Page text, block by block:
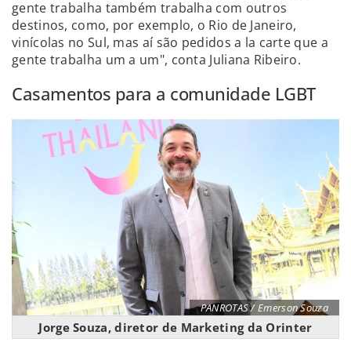
gente trabalha também trabalha com outros
destinos, como, por exemplo, o Rio de Janeiro,
vinícolas no Sul, mas aí são pedidos a la carte que a
gente trabalha um a um", conta Juliana Ribeiro.
Casamentos para a comunidade LGBT
PANROTAS / Emerson Souza
Jorge Souza, diretor de Marketing da Orinter